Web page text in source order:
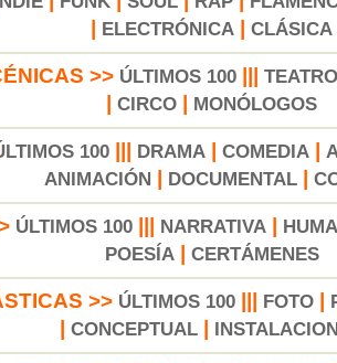
ELECTRÓNICA CLÁSICA
>> ÚLTIMOS 100||| TEATRO
CIRCO MONÓLOGOS
100 DRAMA COMEDIA
ANIMACIÓN
DOCUMENTAL|
ÚLTIMOS 100 NARRATIVA
POESÍA| CERTÁMENES
>> ÚLTIMOS 100 FOTO
CONCEPTUAL